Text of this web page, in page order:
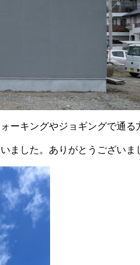
ーキングやジョギングで通る
ました。ありがとうございま